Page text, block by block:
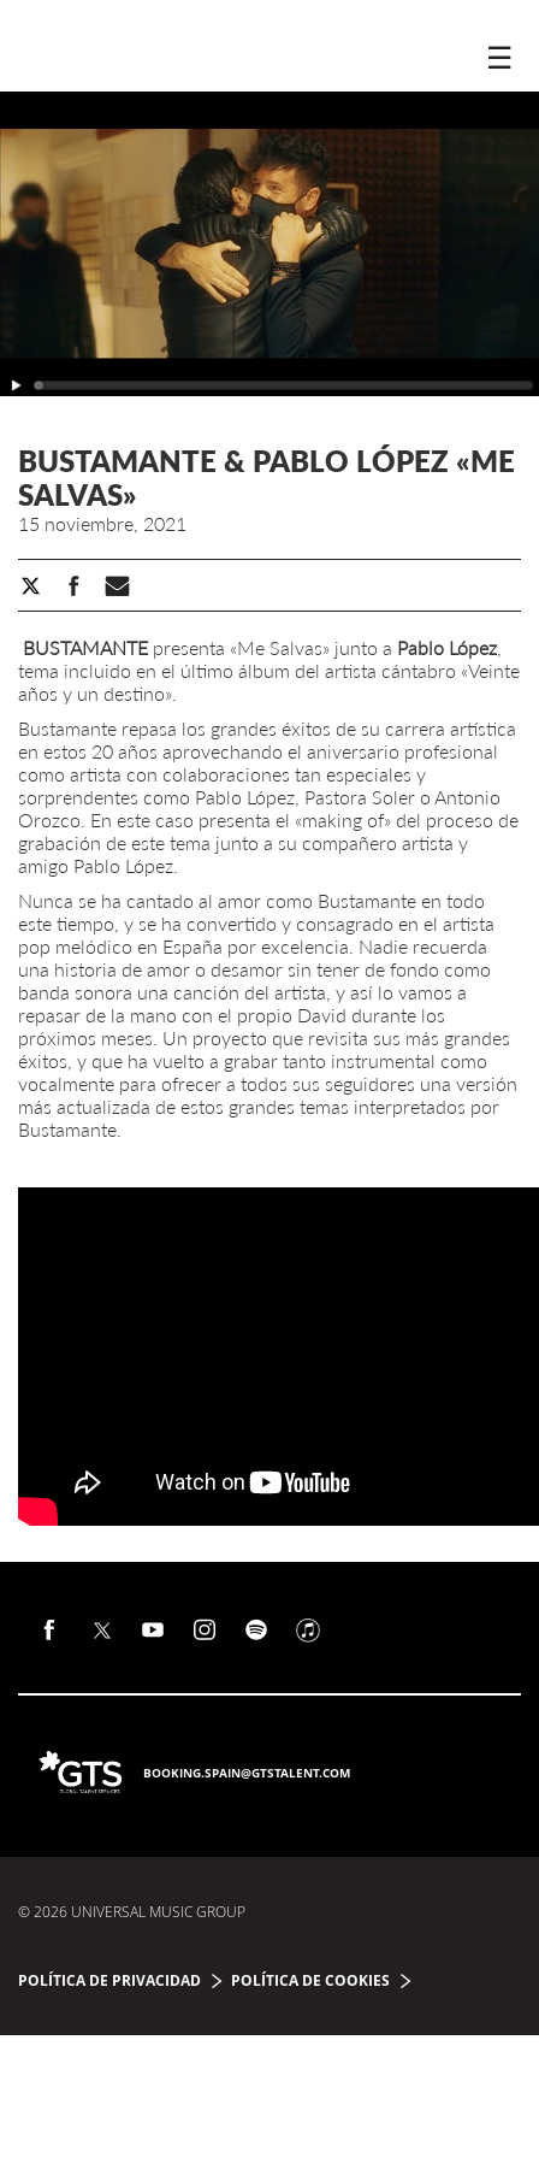
☰
BUSTAMANTE & PABLO LÓPEZ «ME
SALVAS»
15 noviembre, 2021
BUSTAMANTE presenta «Me Salvas» junto a Pablo López,
tema incluido en el último álbum del artista cántabro «Veinte
años y un destino».
Bustamante repasa los grandes éxitos de su carrera artística
en estos 20 años aprovechando el aniversario profesional
como artista con colaboraciones tan especiales y
sorprendentes como Pablo López, Pastora Soler o Antonio
Orozco. En este caso presenta el «making of» del proceso de
grabación de este tema junto a su compañero artista y
amigo Pablo López.
Nunca se ha cantado al amor como Bustamante en todo
este tiempo, y se ha convertido y consagrado en el artista
pop melódico en España por excelencia. Nadie recuerda
una historia de amor o desamor sin tener de fondo como
banda sonora una canción del artista, y así lo vamos a
repasar de la mano con el propio David durante los
próximos meses. Un proyecto que revisita sus más grandes
éxitos, y que ha vuelto a grabar tanto instrumental como
vocalmente para ofrecer a todos sus seguidores una versión
más actualizada de estos grandes temas interpretados por
Bustamante.
BOOKING.SPAIN@GTSTALENT.COM
© 2026 UNIVERSAL MUSIC GROUP
POLÍTICA DE PRIVACIDAD POLÍTICA DE COOKIES